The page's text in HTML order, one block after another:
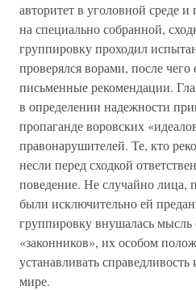
авторитет в уголовной среде
на специально собранной,
группировку проходил
проверялся ворами, после
письменные рекомендации.
в определении надежности
пропаганде воровских
правонарушителей. Те, кто
несли перед сходкой
поведение. Не случайно лица,
были исключительно ей
группировку внушалась
«законников», их особом
устанавливать
мире.